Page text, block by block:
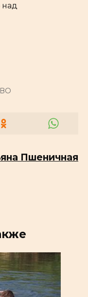
над
Пшеничная